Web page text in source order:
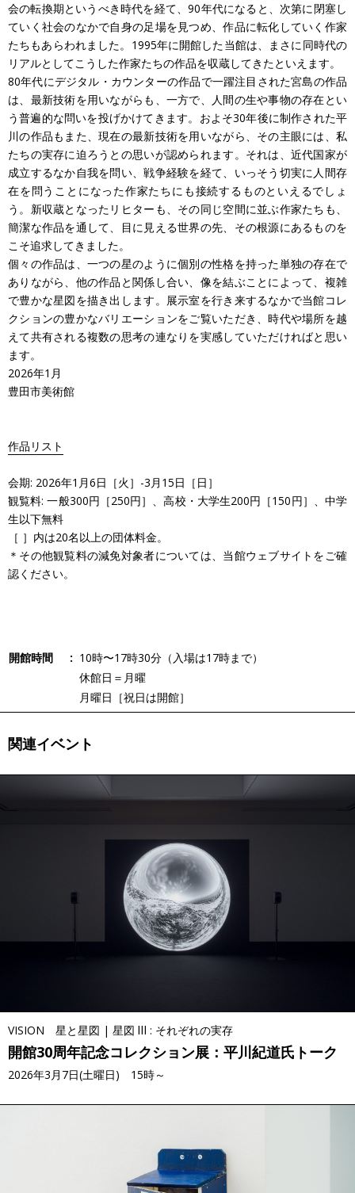
会の転換期というべき時代を経て、90年代になると、次第に閉塞し
ていく社会のなかで自身の足場を見つめ、作品に転化していく作家
たちもあらわれました。1995年に開館した当館は、まさに同時代の
リアルとしてこうした作家たちの作品を収蔵してきたといえます。
80年代にデジタル・カウンターの作品で一躍注目された宮島の作品
は、最新技術を用いながらも、一方で、人間の生や事物の存在とい
う普遍的な問いを投げかけてきます。およそ30年後に制作された平
川の作品もまた、現在の最新技術を用いながら、その主眼には、私
たちの実存に迫ろうとの思いが認められます。それは、近代国家が
成立するなか自我を問い、戦争経験を経て、いっそう切実に人間存
在を問うことになった作家たちにも接続するものといえるでしょ
う。新収蔵となったリヒターも、その同じ空間に並ぶ作家たちも、
簡潔な作品を通して、目に見える世界の先、その根源にあるものを
こそ追求してきました。
個々の作品は、一つの星のように個別の性格を持った単独の存在で
ありながら、他の作品と関係し合い、像を結ぶことによって、複雑
で豊かな星図を描き出します。展示室を行き来するなかで当館コレ
クションの豊かなバリエーションをご覧いただき、時代や場所を越
えて共有される複数の思考の連なりを実感していただければと思い
ます。
2026年1月
豊田市美術館
作品リスト
会期: 2026年1月6日［火］-3月15日［日］
観覧料: 一般300円［250円］、高校・大学生200円［150円］、中学
生以下無料
［ ］内は20名以上の団体料金。
＊その他観覧料の減免対象者については、当館ウェブサイトをご確
認ください。
開館時間
10時〜17時30分（入場は17時まで）
休館日＝月曜
月曜日［祝日は開館］
関連イベント
VISION 星と星図 | 星図 Ⅲ : それぞれの実存
開館30周年記念コレクション展：平川紀道氏トーク
2026年3月7日(土曜日) 15時～